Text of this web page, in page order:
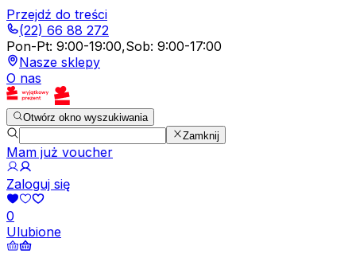
Przejdź do treści
(22) 66 88 272
Pon-Pt: 9:00-19:00,Sob: 9:00-17:00
Nasze sklepy
O nas
Otwórz okno wyszukiwania
Zamknij
Mam już voucher
Zaloguj się
0
Ulubione